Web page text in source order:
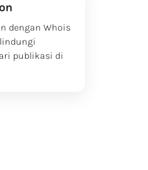
dengan Whois
publikasi di